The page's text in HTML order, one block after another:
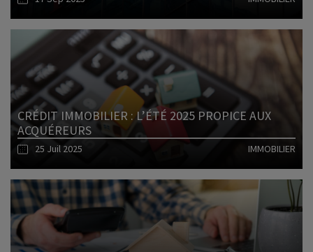
Lire l'article
CRÉDIT IMMOBILIER : L’ÉTÉ 2025 PROPICE AUX
ACQUÉREURS
25 Juil 2025 IMMOBILIER
Lire l'article